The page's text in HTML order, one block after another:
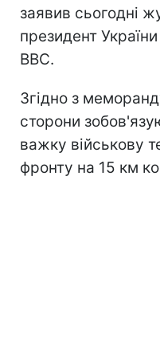
заявив сьогодні
президент
BBC.
Згідно з
сторони
важку військову
фронту на 15 км